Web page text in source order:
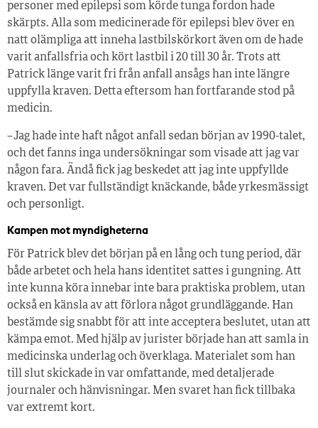
personer med epilepsi som körde tunga fordon hade
skärpts. Alla som medicinerade för epilepsi blev över en
natt olämpliga att inneha lastbilskörkort även om de hade
varit anfallsfria och kört lastbil i 20 till 30 år. Trots att
Patrick länge varit fri från anfall ansågs han inte längre
uppfylla kraven. Detta eftersom han fortfarande stod på
medicin.
– Jag hade inte haft något anfall sedan början av 1990-talet,
och det fanns inga undersökningar som visade att jag var
någon fara. Ändå fick jag beskedet att jag inte uppfyllde
kraven. Det var fullständigt knäckande, både yrkesmässigt
och personligt.
Kampen mot myndigheterna
För Patrick blev det början på en lång och tung period, där
både arbetet och hela hans identitet sattes i gungning. Att
inte kunna köra innebar inte bara praktiska problem, utan
också en känsla av att förlora något grundläggande. Han
bestämde sig snabbt för att inte acceptera beslutet, utan att
kämpa emot. Med hjälp av jurister började han att samla in
medicinska underlag och överklaga. Materialet som han
till slut skickade in var omfattande, med detaljerade
journaler och hänvisningar. Men svaret han fick tillbaka
var extremt kort.